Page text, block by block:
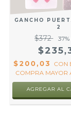
GANCHO
2
$372 37
$200,03 CON
COMPRA MAYOR
AGREGAR AL